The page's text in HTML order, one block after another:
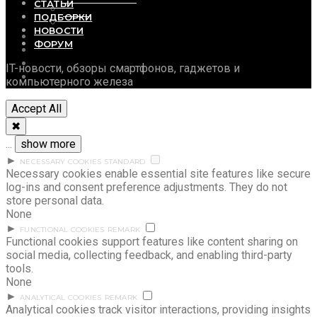
Софт и утилиты
Фото
СТАТЬИ
ПОДБОРКИ
НОВОСТИ
ФОРУМ
СТАТЬИ
ПОДБОРКИ
НОВОСТИ
ФОРУМ
IT-новости, обзоры смартфонов, гаджетов и
компьютерного железа
Accept All
✖
...
show more
►
NECESSARY COOKIES STANDARD
Necessary cookies enable essential site features like secure
log-ins and consent preference adjustments. They do not
store personal data.
None
►
FUNCTIONAL COOKIES REMARK
Functional cookies support features like content sharing on
social media, collecting feedback, and enabling third-party
tools.
None
► ANALYTICAL COOKIES REMARK
Analytical cookies track visitor interactions, providing insights